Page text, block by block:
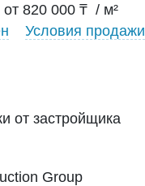
820 000 ₸ / м²
Условия продажи
от застройщика
Group